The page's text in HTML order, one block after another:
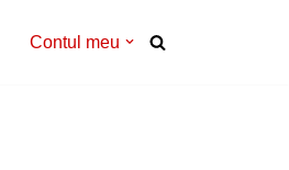
Contul meu